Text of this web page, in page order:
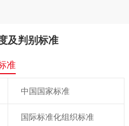
及判别标准
准
中国国家标准
国际标准化组织标准